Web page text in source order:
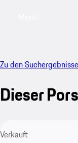
Zu den
Dieser
Verkauft